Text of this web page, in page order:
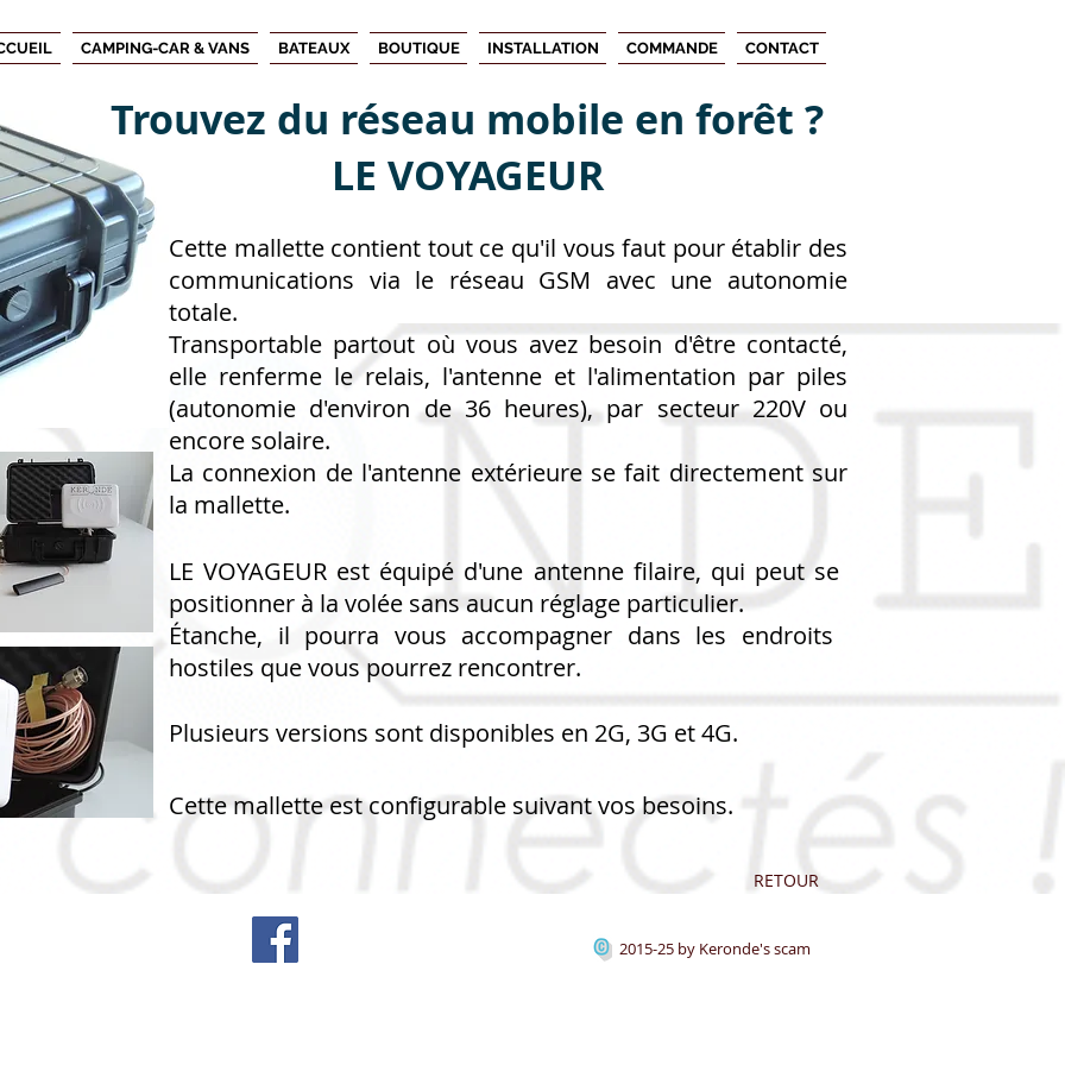
CAMPING-CAR & VANS BATEAUX BOUTIQUE INSTALLATION COMMANDE CONTACT
Trouvez du réseau mobile en forêt ?
LE VOYAGEUR
Cette mallette contient tout ce qu'il vous faut pour établir des
communications via le réseau GSM avec une autonomie
totale.
Transportable partout où vous avez besoin d'être contacté,
elle renferme le relais, l'antenne et l'alimentation par piles
(autonomie d'environ de 36 heures), par secteur 220V ou
encore solaire.
La connexion de l'antenne extérieure se fait directement sur
la mallette.
LE VOYAGEUR est équipé d'une antenne filaire, qui peut se
positionner à la volée sans aucun réglage particulier.
Étanche, il pourra vous accompagner dans les endroits
hostiles que vous pourrez rencontrer.
Plusieurs versions sont disponibles en 2G, 3G et 4G.
Cette mallette est configurable suivant vos besoins.
RETOUR
2015-25 by Keronde's scam